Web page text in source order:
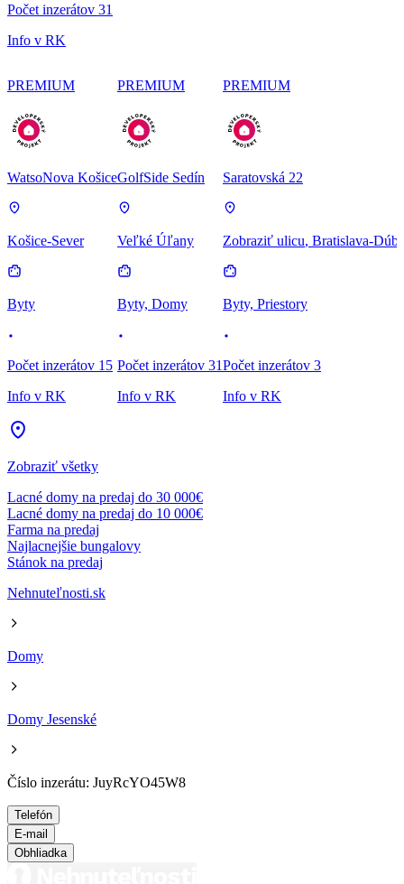
Počet inzerátov 31
Info v RK
PREMIUM
WatsoNova Košice
Košice-Sever
Byty
Počet inzerátov 15
Info v RK
PREMIUM
GolfSide Sedín
Veľké Úľany
Byty, Domy
Počet inzerátov 31
Info v RK
PREMIUM
Saratovská 22
Zobraziť ulicu, Bratislava-
Byty, Priestory
Počet inzerátov 3
Info v RK
Zobraziť všetky
Lacné domy na predaj do 30 000€
Lacné domy na predaj do 10 000€
Farma na predaj
Najlacnejšie bungalovy
Stánok na predaj
Nehnuteľnosti.sk
Domy
Domy Jesenské
Číslo inzerátu: JuyRcYO45W8
Telefón
E-mail
Obhliadka